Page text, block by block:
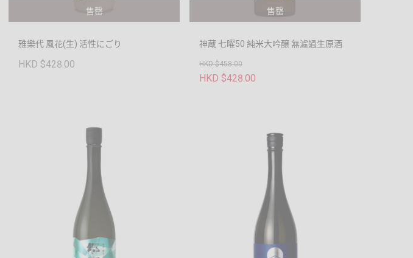
售罄
雅樂代 風花(生) 活性にごり
HKD $428.00
售罄
神蔵 七曜50 純米大吟醸 無濾過生原酒
HKD $458.00
HKD $428.00